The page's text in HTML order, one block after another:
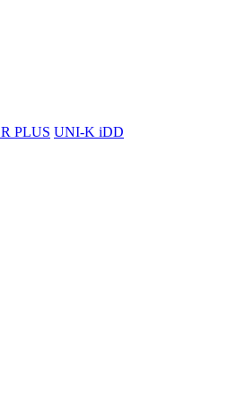
PLUS UNI-K iDD